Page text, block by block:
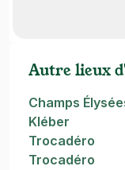
Autre lieux
Champs
Kléber
Trocadéro
Trocadéro